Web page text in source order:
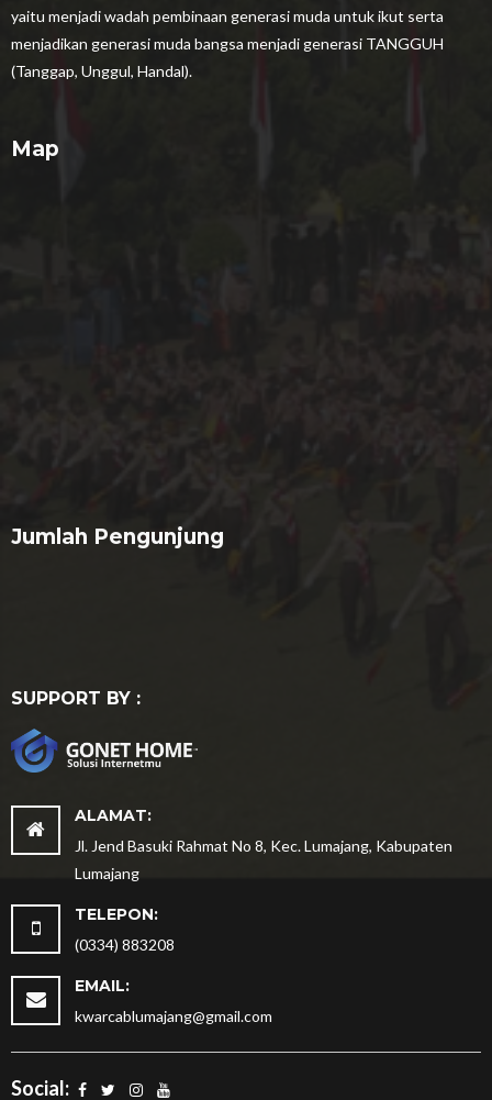
yaitu menjadi wadah pembinaan generasi muda untuk ikut serta
menjadikan generasi muda bangsa menjadi generasi TANGGUH
(Tanggap, Unggul, Handal).
Map
Jumlah Pengunjung
SUPPORT BY :
ALAMAT:
Jl. Jend Basuki Rahmat No 8, Kec. Lumajang, Kabupaten
Lumajang
TELEPON:
(0334) 883208
EMAIL:
kwarcablumajang@gmail.com
Social: